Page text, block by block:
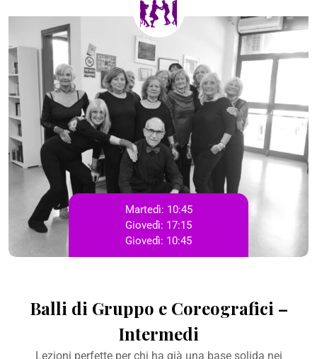
Martedì: 10:45
Giovedì: 17:15
Giovedì: 10:45
Balli di Gruppo e Coreografici –
Intermedi
Lezioni perfette per chi ha già una base solida nei